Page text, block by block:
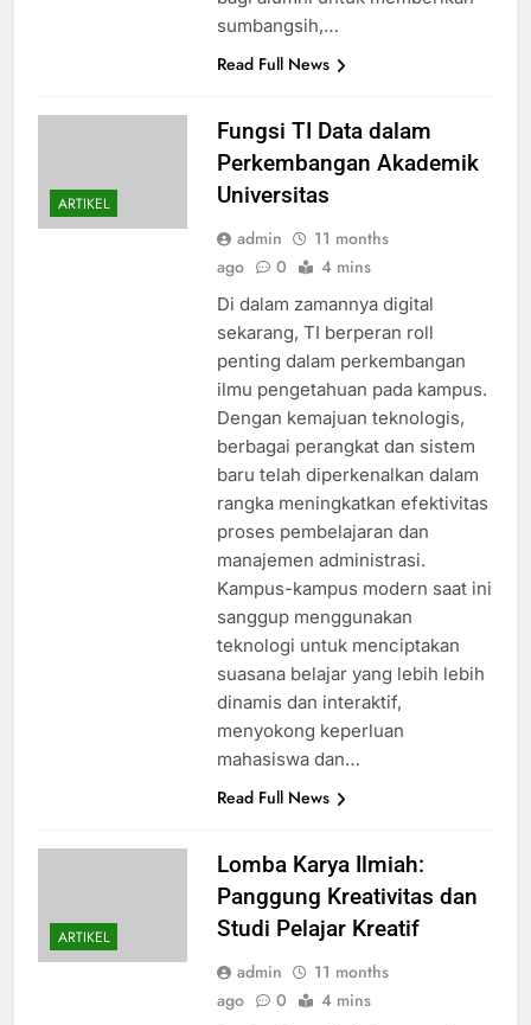
sumbangsih,…
Read Full News
ARTIKEL
Fungsi TI Data dalam
Perkembangan Akademik
Universitas
admin
11 months
ago
0 4 mins
Di dalam zamannya digital
sekarang, TI berperan roll
penting dalam perkembangan
ilmu pengetahuan pada kampus.
Dengan kemajuan teknologis,
berbagai perangkat dan sistem
baru telah diperkenalkan dalam
rangka meningkatkan efektivitas
proses pembelajaran dan
manajemen administrasi.
Kampus-kampus modern saat ini
sanggup menggunakan
teknologi untuk menciptakan
suasana belajar yang lebih lebih
dinamis dan interaktif,
menyokong keperluan
mahasiswa dan…
Read Full News
ARTIKEL
Lomba Karya Ilmiah:
Panggung Kreativitas dan
Studi Pelajar Kreatif
admin
11 months
ago
0 4 mins